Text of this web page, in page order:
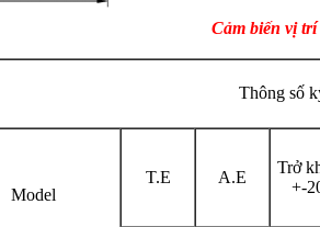
Cảm biến vị
Thông số
Model
T.E A.E
Trở
+-